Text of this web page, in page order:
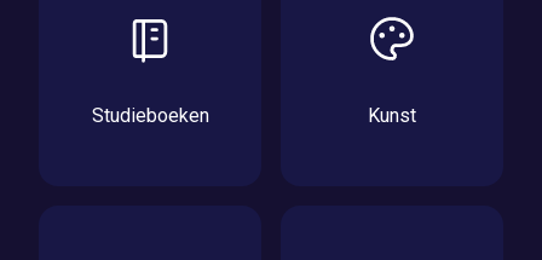
Studieboeken Kunst